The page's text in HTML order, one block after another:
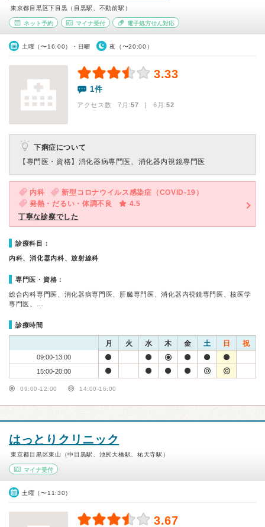
東京都目黒区下目黒（目黒駅、不動前駅）
ネット予約 マイナ受付 電子処方せん対応
土曜（〜16:00）・日曜 夜（〜20:00）
3.33
1件
アクセス数 7月:57 | 6月:52
下痢症について
【専門医・資格】 消化器病専門医、消化器内視鏡専門医
内科
新型コロナウイルス感染症（COVID-19）
発熱・だるい・体調不良
4.5
丁寧な診察でした
診療科目：
内科、消化器内科、放射線科
専門医・資格：
総合内科専門医、消化器病専門医、肝臓専門医、消化器内視鏡専門医、核医学
専門医、…
診療時間
月 火 水 木 金 土 日 祝
09:00-13:00
15:00-20:00
09:00-12:00 14:00-16:00
はっとりクリニック
東京都目黒区東山（中目黒駅、池尻大橋駅、祐天寺駅）
マイナ受付
土曜（〜11:30）
3.67